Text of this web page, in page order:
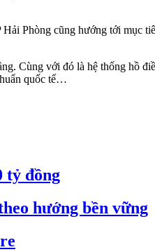
Phòng cũng hướng tới mục
Cùng với đó là hệ thống hồ
quốc tế…
tỷ đồng
hướng bền vững